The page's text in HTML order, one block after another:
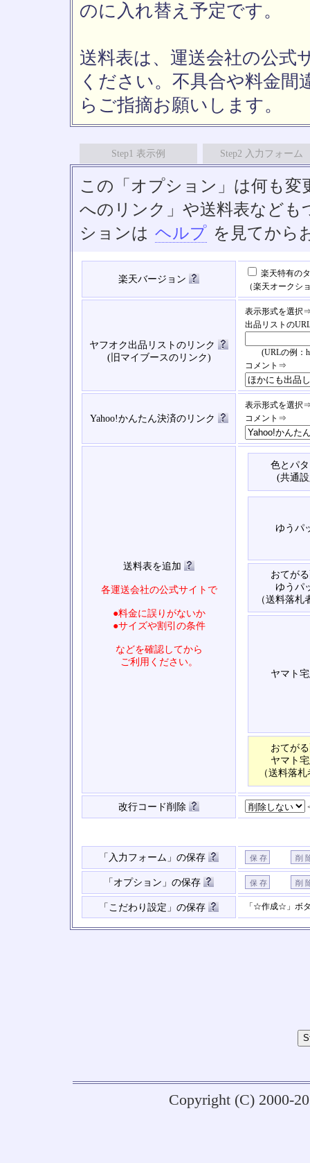
のに入れ替え予定です。
送料表は、運送会社の公式
ください。不具合や料金間
らご指摘お願いします。
Step1 表示例 Step2 入力フォーム
この「オプション」は何も
へのリンク」や送料表など
ションは ヘルプ を見てから
楽天バージョン
楽天特有の
（楽天オークシ
ヤフオク出品リストのリンク
(旧マイブースのリンク)
表示形式を選択
出品リストの
(URLの例：
コメント⇒
Yahoo!かんたん決済のリンク
表示形式を選択
コメント⇒
送料表を追加
各運送会社の公式サイトで
●料金に誤りがないか
●サイズや割引の条件
などを確認してから
ご利用ください。
色とパ
(共通
ゆうパ
おてが
ゆうパ
（送料落札
ヤマト
おてが
ヤマト
（送料落
改行コード削除
「入力フォーム」の保存
「オプション」の保存
「こだわり設定」の保存 「☆作成☆」ボ
Copyright (C) 2000-